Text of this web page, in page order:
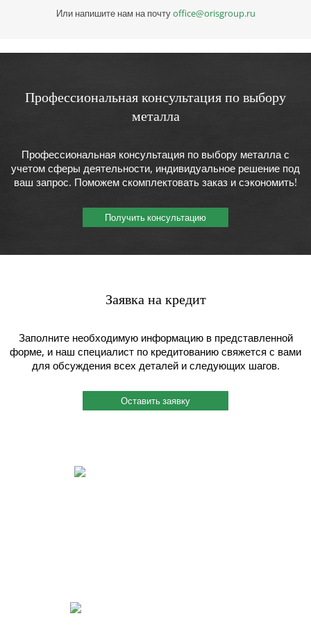
Или напишите нам на почтуoffice@orisgroup.ru
Профессиональная консультация по выбору
металла
Профессиональная консультация по выбору металла с
учетом сферы деятельности, индивидуальное решение под
ваш запрос. Поможем скомплектовать заказ и сэкономить!
Получить консультацию
Заявка на кредит
Заполните необходимую информацию в представленной
форме, и наш специалист по кредитованию свяжется с вами
для обсуждения всех деталей и следующих шагов.
Оставить заявку